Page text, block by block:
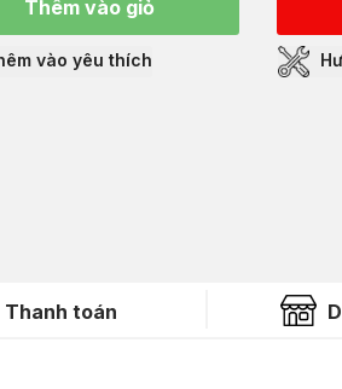
Thêm vào giỏ
vào yêu thích
Thanh toán